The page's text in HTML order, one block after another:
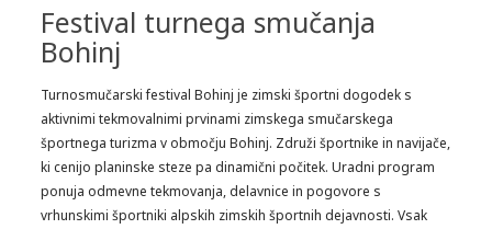
Festival turnega smučanja
Bohinj
Turnosmučarski festival Bohinj je zimski športni dogodek s
aktivnimi tekmovalnimi prvinami zimskega smučarskega
športnega turizma v območju Bohinj. Združi športnike in navijače,
ki cenijo planinske steze pa dinamični počitek. Uradni program
ponuja odmevne tekmovanja, delavnice in pogovore s
vrhunskimi športniki alpskih zimskih športnih dejavnosti. Vsak